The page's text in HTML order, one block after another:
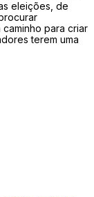
eleições, de
para criar
terem uma